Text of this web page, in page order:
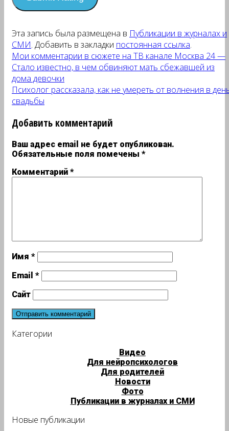
Эта запись была размещена в Публикации в журналах и
СМИ. Добавить в закладки постоянная ссылка.
Мои комментарии в сюжете на ТВ канале Москва 24 —
Стало известно, в чем обвиняют мать сбежавшей из
дома девочки
Психолог рассказала, как не умереть от волнения в
свадьбы
Добавить комментарий
Ваш адрес email не будет опубликован.
Обязательные поля помечены *
Комментарий *
Имя *
Email *
Сайт
Категории
Видео
Для нейропсихологов
Для родителей
Новости
Фото
Публикации в журналах и СМИ
Новые публикации